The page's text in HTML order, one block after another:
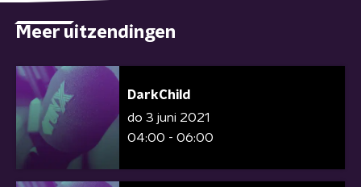
Meer uitzendingen
DarkChild
do 3 juni 2021
04:00 - 06:00